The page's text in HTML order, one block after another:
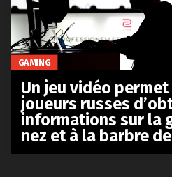
GAMING
Un jeu vidéo permet
joueurs russes
informations sur la
nez et à la barbre